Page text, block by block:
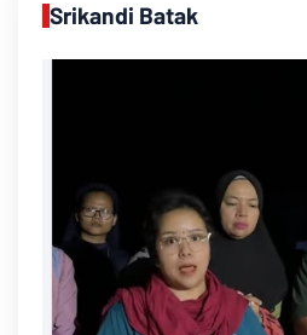
Srikandi Batak